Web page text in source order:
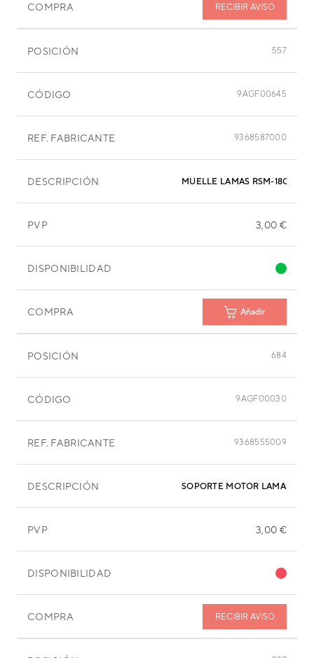
COMPRA RECIBIR AVISO
POSICIÓN 557
CÓDIGO 9AGF00645
REF. FABRICANTE 9368587000
DESCRIPCIÓN MUELLE LAMAS RSM-18QA
PVP 3,00 €
DISPONIBILIDAD
COMPRA Añadir
POSICIÓN 684
CÓDIGO 9AGF00030
REF. FABRICANTE 9368555009
DESCRIPCIÓN SOPORTE MOTOR LAMAS
PVP 3,00 €
DISPONIBILIDAD
COMPRA RECIBIR AVISO